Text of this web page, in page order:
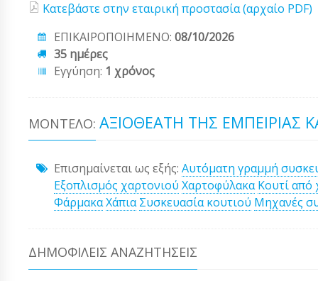
Κατεβάστε στην εταιρική προστασία (αρχαίο PDF)
ΕΠΙΚΑΙΡΟΠΟΙΗΜΕΝΟ: 08/10/2026
35 ημέρες
Εγγύηση: 1 χρόνος
ΜΟΝΤΈΛΟ: ΑΞΙΟΘΈΑΤΗ ΤΗΣ ΕΜΠΕΙΡΊΑΣ
Επισημαίνεται ως εξής: Αυτόματη γραμμή
Εξοπλισμός χαρτονιού Χαρτοφύλακα Κουτί από
ΦάρμακαΧάπια Συσκευασία κουτιού Μηχανές
ΔΗΜΟΦΙΛΕΊΣ ΑΝΑΖΗΤΉΣΕΙΣ